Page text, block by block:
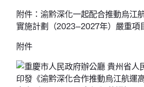
附件：渝黔深化一起配合推動烏江
實施計劃（2023—2027年）嚴重項
附件